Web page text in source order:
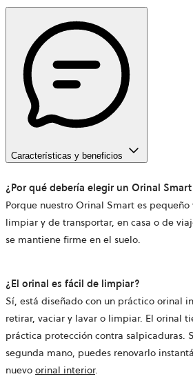
Características y beneficios
¿Por qué debería elegir un Orinal
Porque nuestro Orinal Smart es
limpiar y de transportar, en casa o de
se mantiene firme en el suelo.
¿El orinal es fácil de limpiar?
Sí, está diseñado con un práctico orinal
retirar, vaciar y lavar o limpiar. El orinal
práctica protección contra salpicaduras.
segunda mano, puedes renovarlo
nuevo orinal interior.